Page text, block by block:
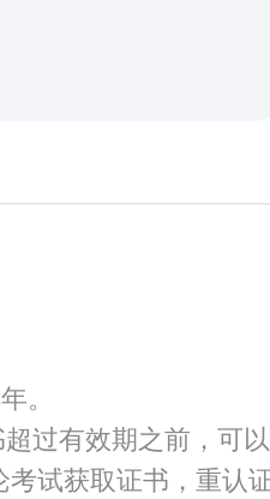
。
过有效期之前，可
考试获取证书，重认